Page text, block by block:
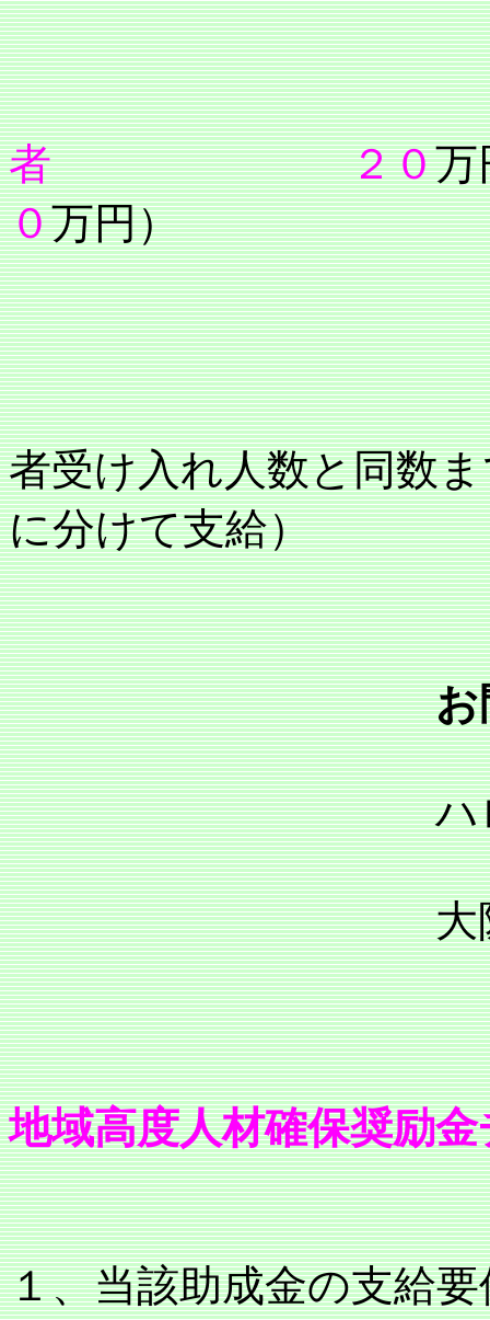
者 ２０
０万円）
者受け入れ人数と同数
に分けて支給）
お
ハローワ
大阪労
地域高度人材確保奨励
１、当該助成金の支給